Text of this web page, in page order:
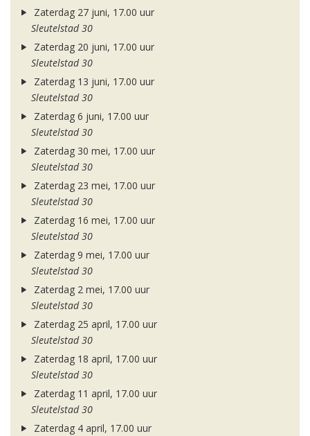
Zaterdag 27 juni, 17.00 uur
Sleutelstad 30
Zaterdag 20 juni, 17.00 uur
Sleutelstad 30
Zaterdag 13 juni, 17.00 uur
Sleutelstad 30
Zaterdag 6 juni, 17.00 uur
Sleutelstad 30
Zaterdag 30 mei, 17.00 uur
Sleutelstad 30
Zaterdag 23 mei, 17.00 uur
Sleutelstad 30
Zaterdag 16 mei, 17.00 uur
Sleutelstad 30
Zaterdag 9 mei, 17.00 uur
Sleutelstad 30
Zaterdag 2 mei, 17.00 uur
Sleutelstad 30
Zaterdag 25 april, 17.00 uur
Sleutelstad 30
Zaterdag 18 april, 17.00 uur
Sleutelstad 30
Zaterdag 11 april, 17.00 uur
Sleutelstad 30
Zaterdag 4 april, 17.00 uur